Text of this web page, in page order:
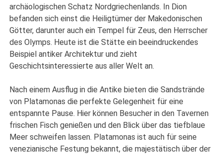
archäologischen Schatz Nordgriechenlands. In Dion
befanden sich einst die Heiligtümer der Makedonischen
Götter, darunter auch ein Tempel für Zeus, den Herrscher
des Olymps. Heute ist die Stätte ein beeindruckendes
Beispiel antiker Architektur und zieht
Geschichtsinteressierte aus aller Welt an.
Nach einem Ausflug in die Antike bieten die Sandstrände
von Platamonas die perfekte Gelegenheit für eine
entspannte Pause. Hier können Besucher in den Tavernen
frischen Fisch genießen und den Blick über das tiefblaue
Meer schweifen lassen. Platamonas ist auch für seine
venezianische Festung bekannt, die majestätisch über der